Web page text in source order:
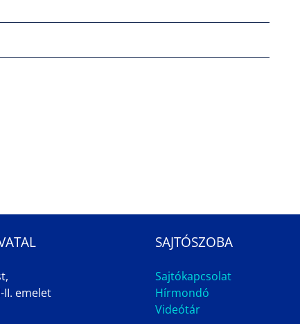
II. emelet
SAJTÓSZOBA
Sajtókapcsolat
Hírmondó
Videótár